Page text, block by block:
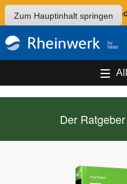
Zum Hauptinhalt springen
Sommer-Aktion:
Der